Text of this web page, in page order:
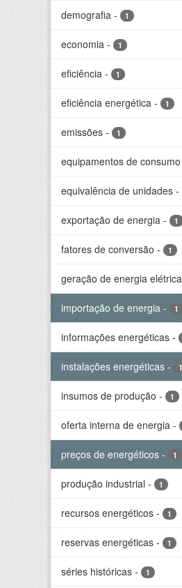
demografia - 1
economia - 1
eficiência - 1
eficiência energética - 1
emissões - 1
equipamentos de consumo
equivalência de unidades -
exportação de energia - 1
fatores de conversão - 1
geração de energia elétrica
importação de energia - 1
informações energéticas -
instalações energéticas - 1
insumos de produção - 1
oferta interna de energia -
preços de energéticos - 1
produção industrial - 1
recursos energéticos - 1
reservas energéticas - 1
séries históricas - 1